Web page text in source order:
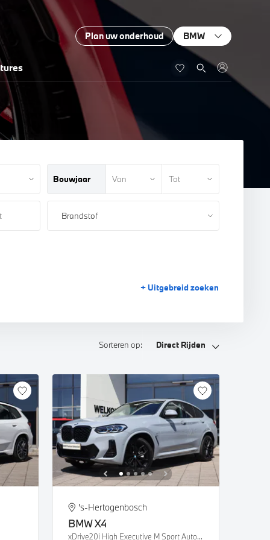
Plan uw onderhoud BMW
Bouwjaar
+ Uitgebreid zoeken
Sorteren op: Direct Rijden
's-Hertogenbosch
BMW X4
xDrive20i High Executive M Sport Automaat